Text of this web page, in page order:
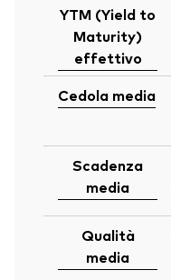
YTM (Yield to
Maturity)
effettivo
Cedola media
Scadenza
media
Qualità
media